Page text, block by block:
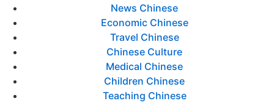
News Chinese
Economic Chinese
Travel Chinese
Chinese Culture
Medical Chinese
Children Chinese
Teaching Chinese